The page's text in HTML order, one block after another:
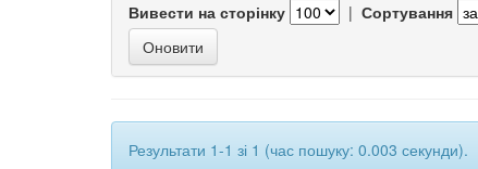
Вивести на сторінку | Сортування
Результати 1-1 зі 1 (час пошуку: 0.003 секунди).